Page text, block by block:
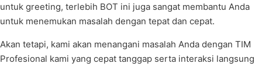
untuk greeting, terlebih BOT ini juga sangat membantu Anda
untuk menemukan masalah dengan tepat dan cepat.
Akan tetapi, kami akan menangani masalah Anda dengan TIM
Profesional kami yang cepat tanggap serta interaksi langsung